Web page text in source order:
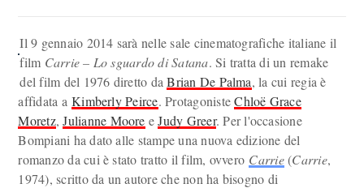
Il 9 gennaio 2014 sarà nelle sale cinematografiche italiane il
film Carrie – Lo sguardo di Satana. Si tratta di un remake
del film del 1976 diretto daBrian De Palma, la cui regia è
affidata aKimberly Peirce. ProtagonisteChloë Grace
Moretz,Julianne Moore eJudy Greer. Per l'occasione
Bompiani ha dato alle stampe una nuova edizione del
romanzo da cui è stato tratto il film, ovvero Carrie(Carrie,
1974), scritto da un autore che non ha bisogno di